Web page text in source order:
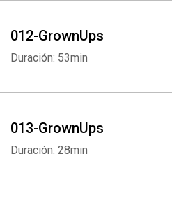
012-GrownUps
Duración: 53min
013-GrownUps
Duración: 28min